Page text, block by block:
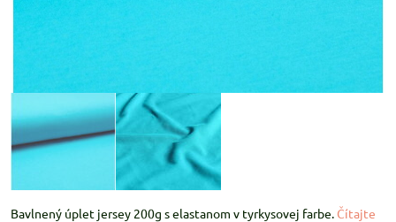
Bavlnený úplet jersey 200g s elastanom v tyrkysovej farbe. Čítajte